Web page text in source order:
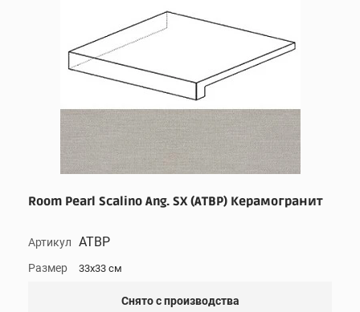
Room Pearl Scalino Ang. SX (ATBP) Керамогранит
Артикул ATBP
Размер 33x33 см
Снято с производства